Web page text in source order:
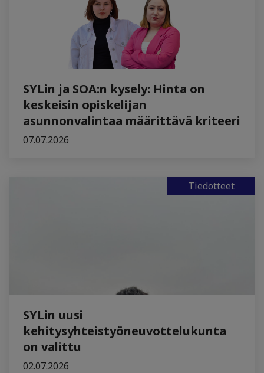
SYLin ja SOA:n kysely: Hinta on
keskeisin opiskelijan
asunnonvalintaa määrittävä kriteeri
07.07.2026
Tiedotteet
SYLin uusi
kehitysyhteistyöneuvottelukunta
on valittu
02.07.2026